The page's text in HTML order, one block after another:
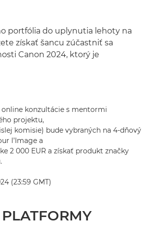
portfólia do uplynutia lehoty na
získať šancu zúčastniť sa
Canon 2024, ktorý je
konzultácie s mentormi
projektu,
komisie) bude vybraných na 4-dňový
l’Image a
2 000 EUR a získať produkt značky
(23:59 GMT)